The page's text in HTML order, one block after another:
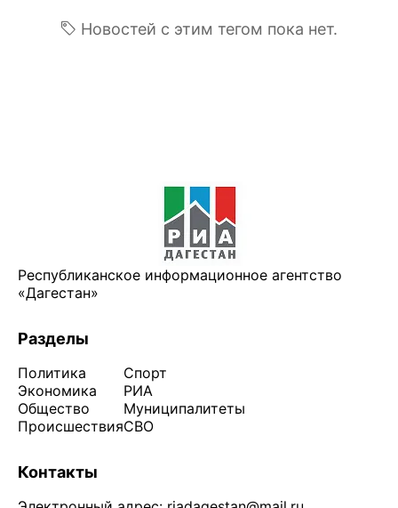
Новостей с этим тегом пока нет.
Республиканское информационное агентство
«Дагестан»
Разделы
Политика
Экономика
Общество
Происшествия
Спорт
РИА
Муниципалитеты
СВО
Контакты